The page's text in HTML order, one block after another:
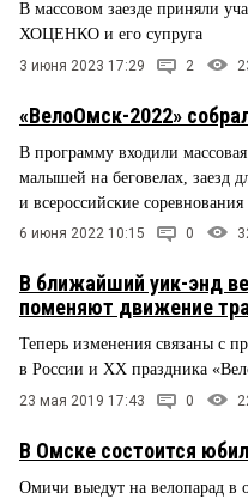
В массовом заезде приняли
ХОЦЕНКО и его супруга
3 июня 2023 17:29 2
«ВелоОмск-2022»
В программу входили
малышей на беговелах, заезд
и всероссийские
6 июня 2022 10:15 0
В ближайший уик-энд
поменяют движение
Теперь изменения связаны с
в России и ХХ праздника
23 мая 2019 17:43 0
В Омске состоится
Омичи выедут на велопарад в